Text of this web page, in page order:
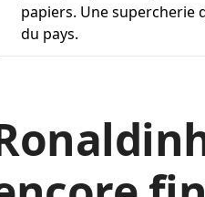
papiers. Une supercherie
du pays.